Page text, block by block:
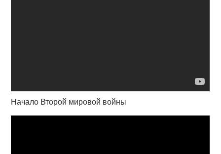
Начало Второй мировой войны